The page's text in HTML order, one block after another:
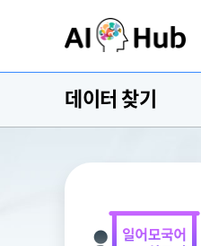
데이터 찾기